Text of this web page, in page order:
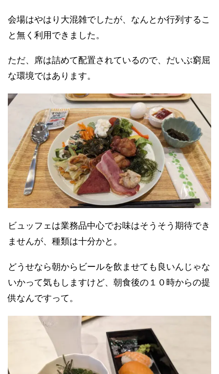
会場はやはり大混雑でしたが、なんとか行列するこ
と無く利用できました。
ただ、席は詰めて配置されているので、だいぶ窮屈
な環境ではあります。
ビュッフェは業務品中心でお味はそうそう期待でき
ませんが、種類は十分かと。
どうせなら朝からビールを飲ませても良いんじゃな
いかって気もしますけど、朝食後の１０時からの提
供なんですって。